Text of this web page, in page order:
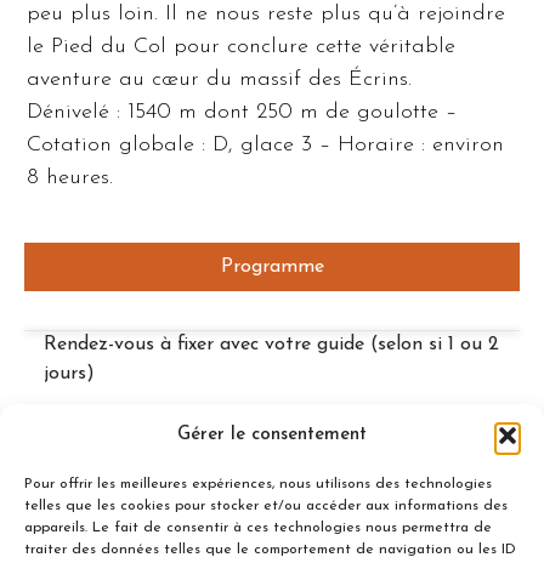
Gérer le consentement
Pour offrir les meilleures expériences, nous utilisons des technologies
telles que les cookies pour stocker et/ou accéder aux informations des
appareils. Le fait de consentir à ces technologies nous permettra de
traiter des données telles que le comportement de navigation ou les ID
peu plus loin. Il ne nous reste plus qu’à rejoindre
le Pied du Col pour conclure cette véritable
aventure au cœur du massif des Écrins.
Dénivelé : 1540 m dont 250 m de goulotte –
Cotation globale : D, glace 3 – Horaire : environ
8 heures.
Programme
À prévoir
Rendez-vous à fixer avec votre guide (selon si 1 ou 2
jours)